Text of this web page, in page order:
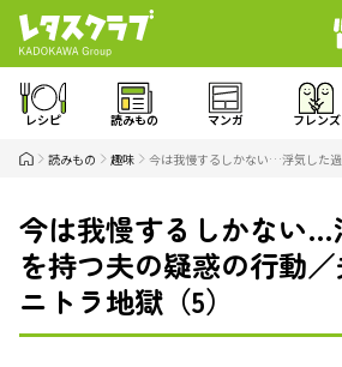
レシピ 読みもの マンガ フレンズ
読みもの 趣味 今は我慢するしかない…浮気した
今は我慢するしかない…
を持つ夫の疑惑の行動
ニトラ地獄（5）